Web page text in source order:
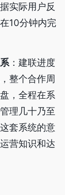
实际用户反
10分钟内完
：建联进度
整个合作周
，全程在系
理几十乃至
套系统的意
营知识和达